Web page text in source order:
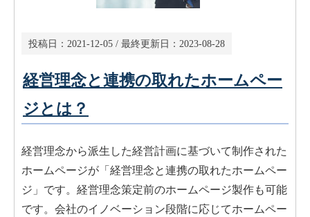
投稿日： 2021-12-05 / 最終更新日： 2023-08-28
経営理念と連携の取れたホームペー
ジとは？
経営理念から派生した経営計画に基づいて制作された
ホームページが「経営理念と連携の取れたホームペー
ジ」です。経営理念策定前のホームページ製作も可能
です。会社のイノベーション段階に応じてホームペー